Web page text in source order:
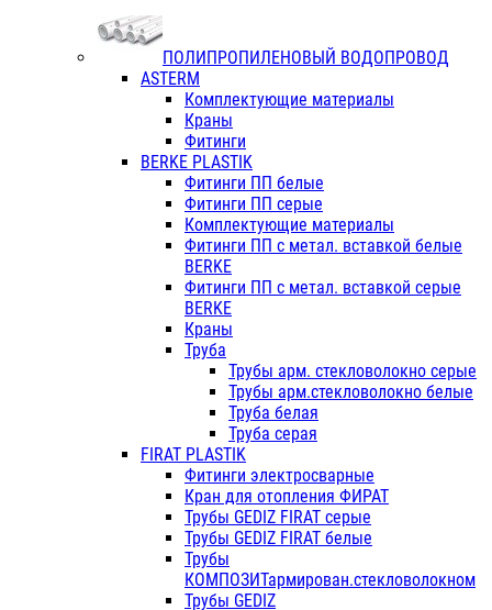
ПОЛИПРОПИЛЕНОВЫЙ ВОДОПРОВОД
ASTERM
Комплектующие материалы
Краны
Фитинги
BERKE PLASTIK
Фитинги ПП белые
Фитинги ПП серые
Комплектующие материалы
Фитинги ПП с метал. вставкой белые
BERKE
Фитинги ПП с метал. вставкой серые
BERKE
Краны
Труба
Трубы арм. стекловолокно серые
Трубы арм.стекловолокно белые
Труба белая
Труба серая
FIRAT PLASTIK
Фитинги электросварные
Кран для отопления ФИРАТ
Трубы GEDIZ FIRAT серые
Трубы GEDIZ FIRAT белые
Трубы
КОМПОЗИТармирован.стекловолокном
Трубы GEDIZ